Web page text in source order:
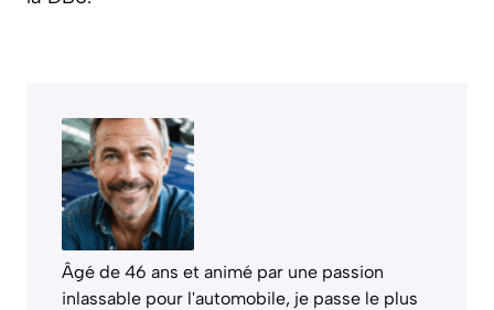
Âgé de 46 ans et animé par une passion
inlassable pour l'automobile, je passe le plus